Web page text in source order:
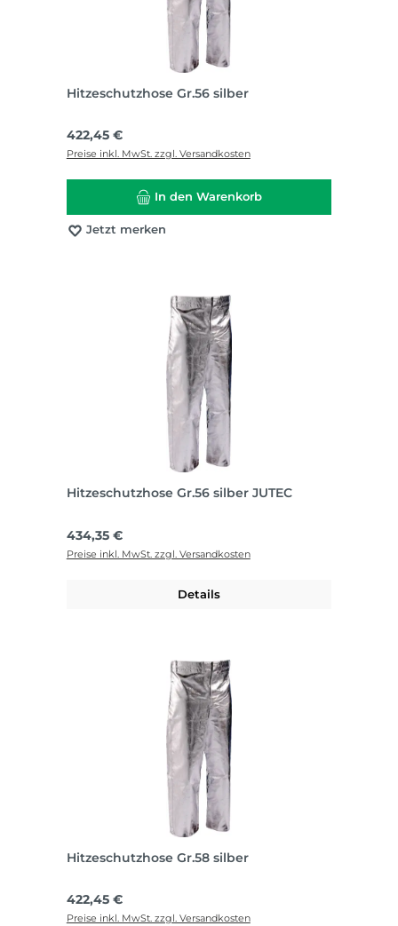
Hitzeschutzhose Gr.56 silber
Regulärer Preis:
422,45 €
Preise inkl. MwSt. zzgl. Versandkosten
In den Warenkorb
Jetzt merken
Hitzeschutzhose Gr.56 silber JUTEC
Regulärer Preis:
434,35 €
Preise inkl. MwSt. zzgl. Versandkosten
Details
Hitzeschutzhose Gr.58 silber
Regulärer Preis:
422,45 €
Preise inkl. MwSt. zzgl. Versandkosten